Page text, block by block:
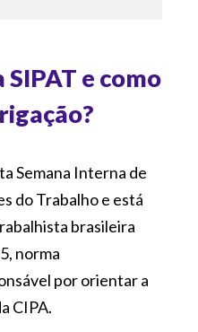
e como
Semana Interna de
do Trabalho e está
brasileira
norma
por orientar a
CIPA.